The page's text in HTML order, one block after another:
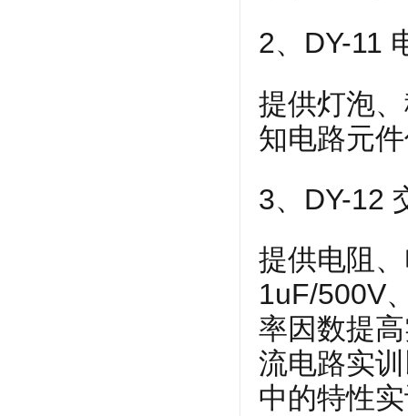
2、DY-11
提供灯泡
知电路元
3、DY-12
提供电阻
1uF/500V
率因数提
流电路实
中的特性